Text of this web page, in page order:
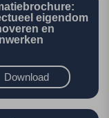
eigendom
en
Download